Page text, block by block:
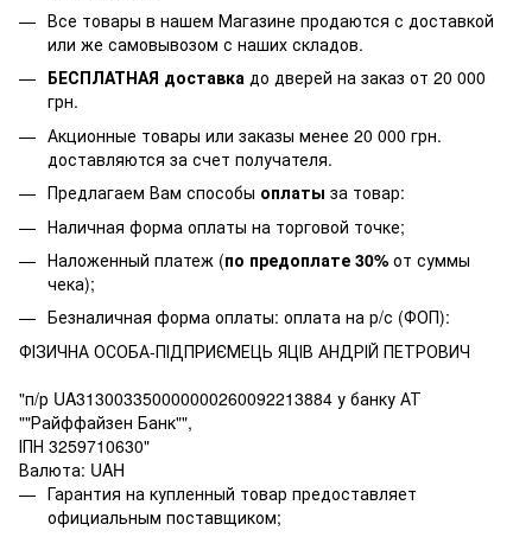
Все товары в нашем Магазине продаются с доставкой
или же самовывозом с наших складов.
БЕСПЛАТНАЯ доставка до дверей на заказ от 20 000
грн.
Акционные товары или заказы менее 20 000 грн.
доставляются за счет получателя.
Предлагаем Вам способы оплаты за товар:
Наличная форма оплаты на торговой точке;
Наложенный платеж (по предоплате 30% от суммы
чека);
Безналичная форма оплаты: оплата на р/с (ФОП):
ФІЗИЧНА ОСОБА-ПІДПРИЄМЕЦЬ ЯЦІВ АНДРІЙ ПЕТРОВИЧ
"п/р UA313003350000000260092213884 у банку АТ
""Райффайзен Банк"",
ІПН 3259710630"
Валюта: UAH
Гарантия на купленный товар предоставляет
официальным поставщиком;